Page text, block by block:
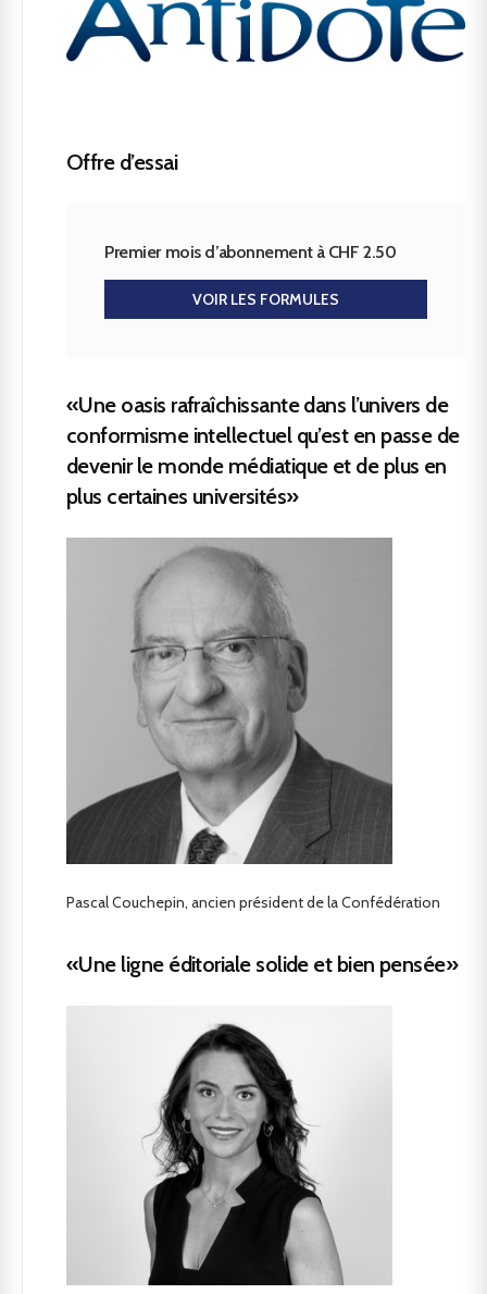
Offre d’essai
Premier mois d’abonnement à CHF 2.50
VOIR LES FORMULES
«Une oasis rafraîchissante dans l’univers de
conformisme intellectuel qu’est en passe de
devenir le monde médiatique et de plus en
plus certaines universités»
Pascal Couchepin, ancien président de la Confédération
«Une ligne éditoriale solide et bien pensée»